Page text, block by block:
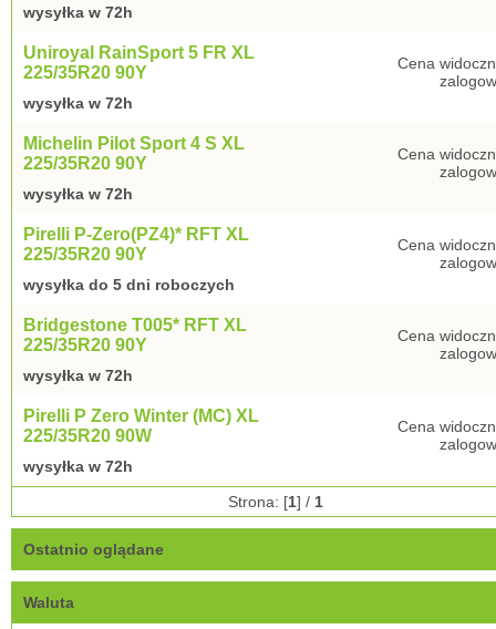
wysyłka w 72h
Uniroyal RainSport 5 FR XL
225/35R20 90Y
wysyłka w 72h
Cena
Michelin Pilot Sport 4 S XL
225/35R20 90Y
wysyłka w 72h
Cena
Pirelli P-Zero(PZ4)* RFT XL
225/35R20 90Y
wysyłka do 5 dni roboczych
Cena
Bridgestone T005* RFT XL
225/35R20 90Y
wysyłka w 72h
Cena
Pirelli P Zero Winter (MC) XL
225/35R20 90W
wysyłka w 72h
Cena
Strona: [1] / 1
Ostatnio oglądane
Waluta